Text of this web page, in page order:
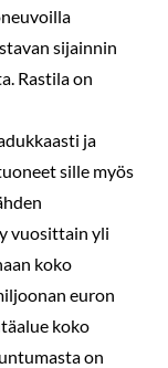
sijainnin
Rastila on
ja
sille myös
vuosittain yli
koko
euron
koko
on